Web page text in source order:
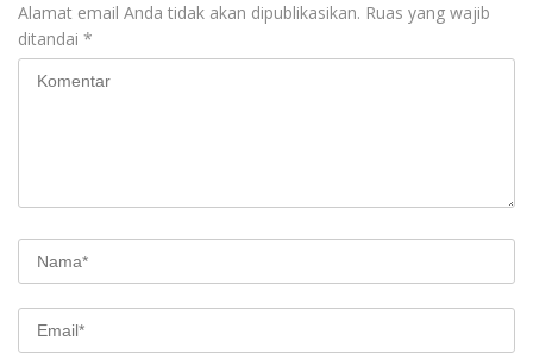
Alamat email Anda tidak akan dipublikasikan. Ruas yang wajib
ditandai *